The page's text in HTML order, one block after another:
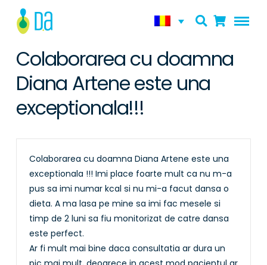
Colaborarea cu doamna
Diana Artene este una
exceptionala!!!
Colaborarea cu doamna Diana Artene este una
exceptionala !!! Imi place foarte mult ca nu m-a
pus sa imi numar kcal si nu mi-a facut dansa o
dieta. A ma lasa pe mine sa imi fac mesele si
timp de 2 luni sa fiu monitorizat de catre dansa
este perfect.
Ar fi mult mai bine daca consultatia ar dura un